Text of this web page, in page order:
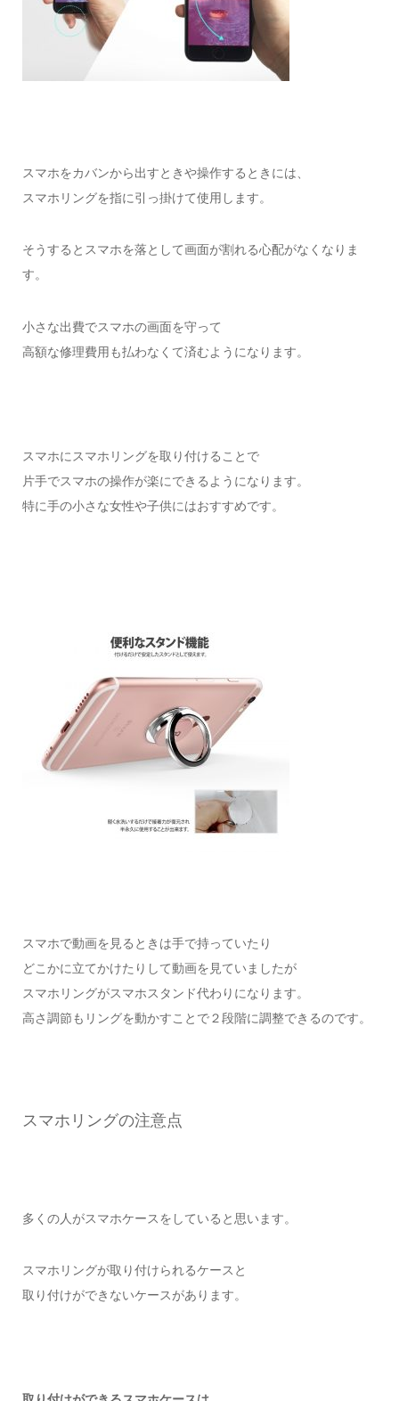
スマホをカバンから出すときや操作するときには、
スマホリングを指に引っ掛けて使用します。
そうするとスマホを落として画面が割れる心配がなくなりま
す。
小さな出費でスマホの画面を守って
高額な修理費用も払わなくて済むようになります。
スマホにスマホリングを取り付けることで
片手でスマホの操作が楽にできるようになります。
特に手の小さな女性や子供にはおすすめです。
スマホで動画を見るときは手で持っていたり
どこかに立てかけたりして動画を見ていましたが
スマホリングがスマホスタンド代わりになります。
高さ調節もリングを動かすことで２段階に調整できるのです。
スマホリングの注意点
多くの人がスマホケースをしていると思います。
スマホリングが取り付けられるケースと
取り付けができないケースがあります。